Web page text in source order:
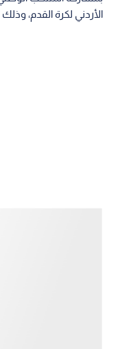
الأردني لكرة القدم، وذلك عقب نحو 8